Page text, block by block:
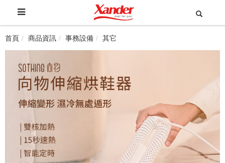
首頁 商品資訊 事務設備 其它